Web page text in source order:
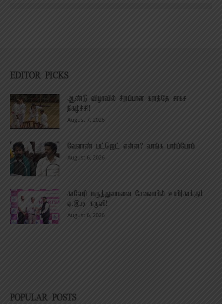
EDITOR PICKS
ஆண்டு விழாவில் சிறப்பான கராத்தே சாகச
நிகழ்ச்சி!
August 7, 2026
வேளாண் பட்ஜெட் என்ன? வாங்க பார்ப்போம்
August 6, 2026
காவேரி மருத்துவமனை சேவையில் உயிர்காக்கும்
ஏ.இ.டி கருவி!
August 6, 2026
POPULAR POSTS